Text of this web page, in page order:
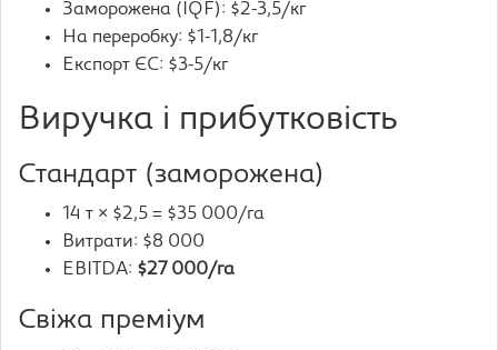
Заморожена (IQF): $2-3,5/кг
На переробку: $1-1,8/кг
Експорт ЄС: $3-5/кг
Виручка і прибутковість
Стандарт (заморожена)
14 т × $2,5 = $35 000/га
Витрати: $8 000
EBITDA: $27 000/га
Свіжа преміум